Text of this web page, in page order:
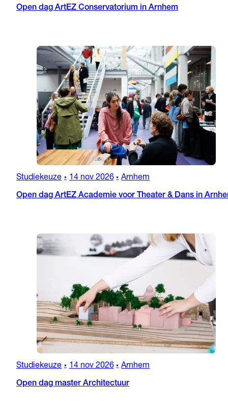
Open dag ArtEZ Conservatorium in Arnhem
Studiekeuze • 14 nov 2026 • Arnhem
Open dag ArtEZ Academie voor Theater & Dans in
Studiekeuze • 14 nov 2026 • Arnhem
Open dag master Architectuur